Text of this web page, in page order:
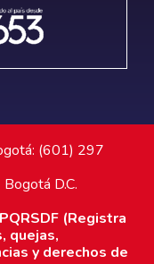
(601) 297
D.C.
PQRSDF (Registra
quejas,
y derechos de